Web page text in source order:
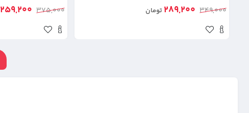
349,000
289,200 تومان 375,000
259,200